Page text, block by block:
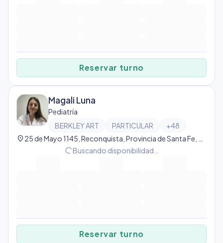
Reservar turno
Magali Luna
Pediatría
BERKLEY ART
PARTICULAR +48
location_on
progress_activityBuscando disponibilidad…
Reservar turno